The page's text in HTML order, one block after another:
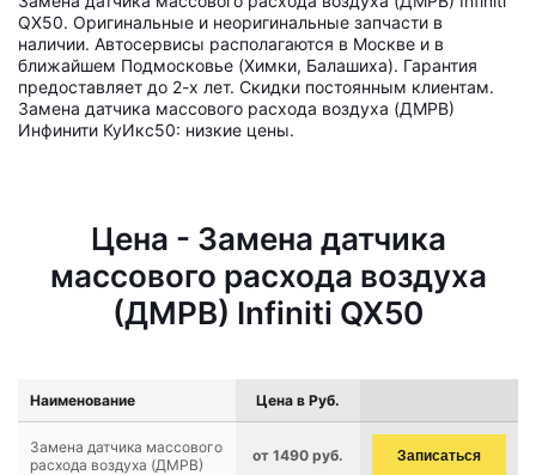
QX50. Оригинальные и неоригинальные запчасти в
наличии. Автосервисы располагаются в Москве и в
ближайшем Подмосковье (Химки, Балашиха). Гарантия
предоставляет до 2-х лет. Скидки постоянным клиентам.
Замена датчика массового расхода воздуха (ДМРВ)
Инфинити КуИкс50: низкие цены.
Цена - Замена датчика
массового расхода воздуха
(ДМРВ) Infiniti QX50
Наименование Цена в Руб.
Замена датчика массового
расхода воздуха (ДМРВ)
от 1490 руб. Записаться